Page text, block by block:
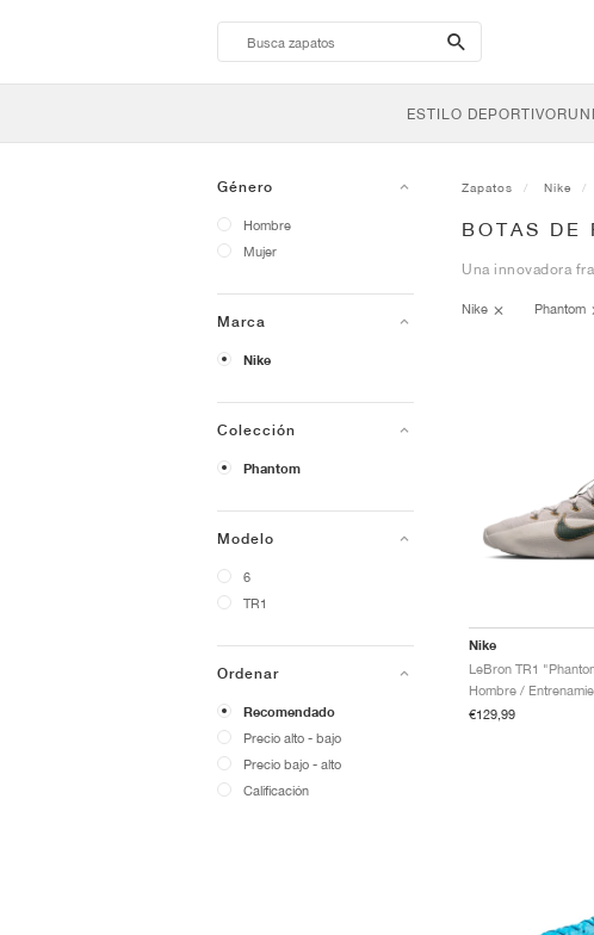
search-
btn
ESTILO DEPORTIVO
Género
Hombre
Mujer
Marca
Nike
Colección
Phantom
Modelo
6
TR1
Ordenar
Recomendado
Precio alto - bajo
Precio bajo - alto
Calificación
Zapatos Nike
BOTAS DE
Una innovadora
Nike Phantom
Nike
Hombre /
€129,99